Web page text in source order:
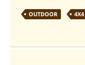
OUTDOOR 4X4